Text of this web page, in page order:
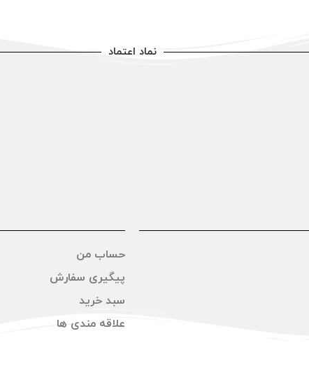
نماد اعتماد
حساب من
پیگیری سفارش
سبد خرید
علاقه مندی ها